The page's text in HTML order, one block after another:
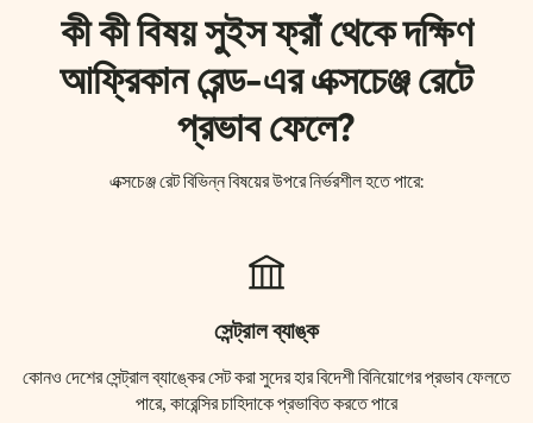
কী কী বিষয় সুইস ফ্রাঁ থেকে দক্ষিণ
আফ্রিকান রেন্ড-এর এক্সচেঞ্জ রেটে
প্রভাব ফেলে?
এক্সচেঞ্জ রেট বিভিন্ন বিষয়ের উপরে নির্ভরশীল হতে পারে:
সেন্ট্রাল ব্যাঙ্ক
কোনও দেশের সেন্ট্রাল ব্যাঙ্কের সেট করা সুদের হার বিদেশী বিনিয়োগের প্রভাব ফেলতে
পারে, কারেন্সির চাহিদাকে প্রভাবিত করতে পারে